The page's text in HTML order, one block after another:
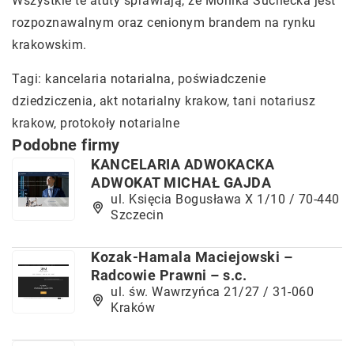
rozpoznawalnym oraz cenionym brandem na rynku
krakowskim.
Tagi: kancelaria notarialna, poświadczenie
dziedziczenia, akt notarialny krakow, tani notariusz
krakow, protokoły notarialne
Podobne firmy
KANCELARIA ADWOKACKA
ADWOKAT MICHAŁ GAJDA
ul. Księcia Bogusława X 1/10 / 70-440
Szczecin
Kozak-Hamala Maciejowski –
Radcowie Prawni – s.c.
ul. św. Wawrzyńca 21/27 / 31-060
Kraków